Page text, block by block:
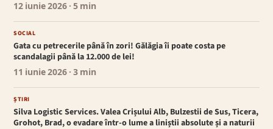
12 iunie 2026 · 5 min
SOCIAL
Gata cu petrecerile până în zori! Gălăgia îi poate costa pe
scandalagii până la 12.000 de lei!
11 iunie 2026 · 3 min
ȘTIRI
Silva Logistic Services. Valea Crișului Alb, Bulzestii de Sus, Ticera,
Grohot, Brad, o evadare într-o lume a liniștii absolute și a naturii